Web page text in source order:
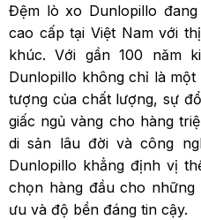
Đệm lò xo Dunlopillo
cao cấp tại Việt Nam với
khúc. Với gần 100 năm
Dunlopillo không chỉ là
tượng của chất lượng, sự
giấc ngủ vàng cho hàng
di sản lâu đời và công
Dunlopillo khẳng định vị
chọn hàng đầu cho những
ưu và độ bền đáng tin cậy.